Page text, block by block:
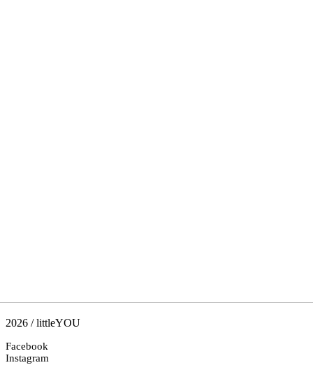
2026 / littleYOU
Facebook
Instagram